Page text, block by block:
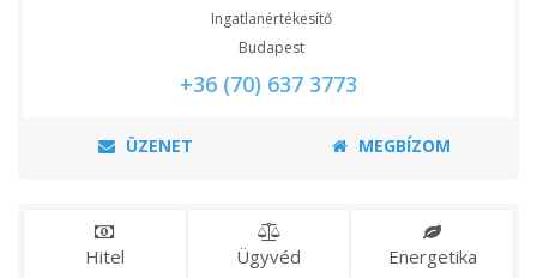
Ingatlanértékesítő
Budapest
+36 (70) 637 3773
ÜZENET MEGBÍZOM
Hitel Ügyvéd Energetika